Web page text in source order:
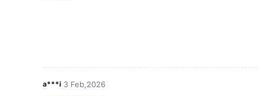
a***i 3 Feb,2026